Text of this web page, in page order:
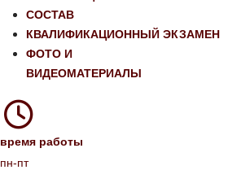
СОСТАВ
КВАЛИФИКАЦИОННЫЙ ЭКЗАМЕН
ФОТО И
ВИДЕОМАТЕРИАЛЫ
время работы
пн-пт